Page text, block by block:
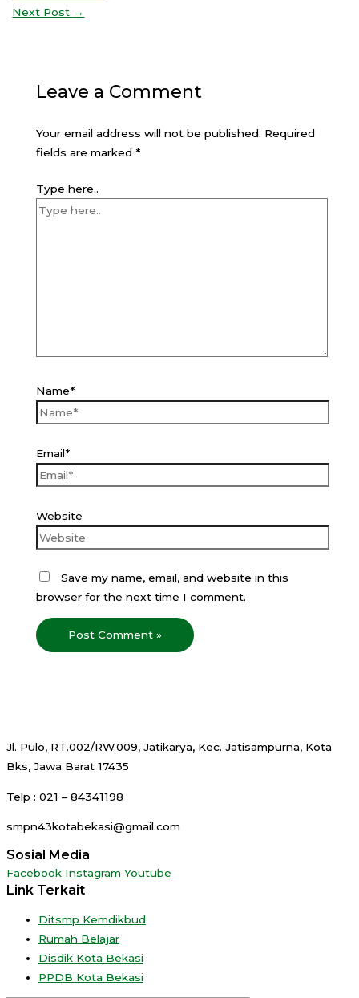
Next Post →
Leave a Comment
Your email address will not be published. Required
fields are marked *
Type here..
Name*
Email*
Website
Save my name, email, and website in this
browser for the next time I comment.
Jl. Pulo, RT.002/RW.009, Jatikarya, Kec. Jatisampurna, Kota
Bks, Jawa Barat 17435
Telp : 021 – 84341198
smpn43kotabekasi@gmail.com
Sosial Media
Facebook Instagram Youtube
Link Terkait
Ditsmp Kemdikbud
Rumah Belajar
Disdik Kota Bekasi
PPDB Kota Bekasi